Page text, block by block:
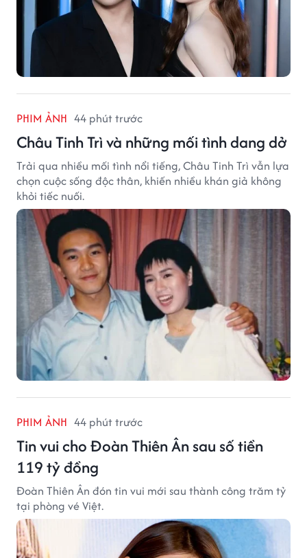
PHIM ẢNH 44 phút trước
Châu Tinh Trì và những mối tình dang dở
Trải qua nhiều mối tình nổi tiếng, Châu Tinh Trì vẫn lựa
chọn cuộc sống độc thân, khiến nhiều khán giả không
khỏi tiếc nuối.
PHIM ẢNH 44 phút trước
Tin vui cho Đoàn Thiên Ân sau số tiền
119 tỷ đồng
Đoàn Thiên Ân đón tin vui mới sau thành công trăm tỷ
tại phòng vé Việt.